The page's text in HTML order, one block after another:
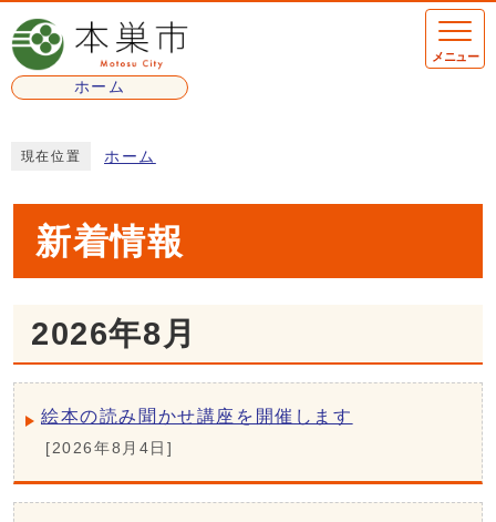
ここから本文です
ホーム
メニュー
現在位置 ホーム
新着情報
2026年8月
絵本の読み聞かせ講座を開催します
[2026年8月4日]